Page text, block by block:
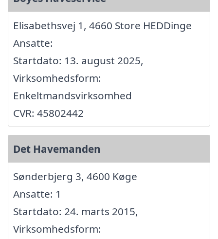
Elisabethsvej 1, 4660 Store HEDDinge
Ansatte:
Startdato: 13. august 2025,
Virksomhedsform:
Enkeltmandsvirksomhed
CVR: 45802442
Det Havemanden
Sønderbjerg 3, 4600 Køge
Ansatte: 1
Startdato: 24. marts 2015,
Virksomhedsform: